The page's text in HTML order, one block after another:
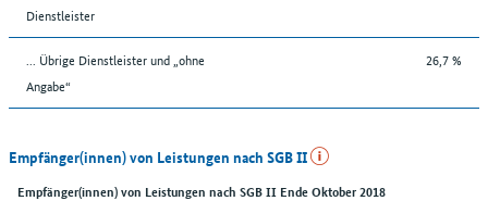
Dienstleister
... Übrige Dienstleister und „ohne
Angabe“
26,7 %
Empfänger(innen) von Leistungen nach SGB II
Empfänger(innen) von Leistungen nach SGB II Ende Oktober 2018